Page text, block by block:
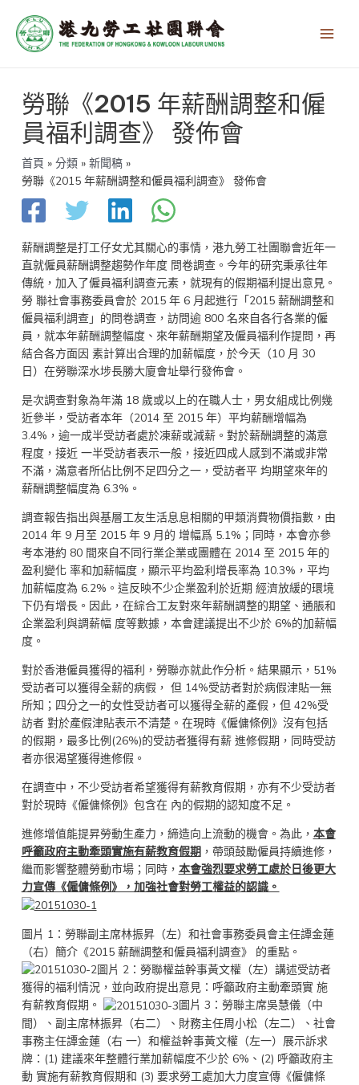
勞聯《2015 年薪酬調整和僱
員福利調查》 發佈會
首頁 分類
新聞稿
勞聯《2015 年薪酬調整和僱員福利調查》 發佈會
薪酬調整是打工仔女尤其關心的事情，港九勞工社團聯會近年一
直就僱員薪酬調整趨勢作年度 問卷調查。今年的研究秉承往年
傳統，加入了僱員福利調查元素，就現有的假期福利提出意見。
勞 聯社會事務委員會於 2015 年 6 月起進行「2015 薪酬調整和
僱員福利調查」的問卷調查，訪問逾 800 名來自各行各業的僱
員，就本年薪酬調整幅度、來年薪酬期望及僱員福利作提問，再
結合各方面因 素計算出合理的加薪幅度，於今天（10 月 30
日）在勞聯深水埗長勝大廈會址舉行發佈會。
是次調查對象為年滿 18 歲或以上的在職人士，男女組成比例幾
近參半，受訪者本年（2014 至 2015 年）平均薪酬增幅為
3.4%，逾一成半受訪者處於凍薪或減薪。對於薪酬調整的滿意
程度，接近 一半受訪者表示一般，接近四成人感到不滿或非常
不滿，滿意者所佔比例不足四分之一，受訪者平 均期望來年的
薪酬調整幅度為 6.3%。
調查報告指出與基層工友生活息息相關的甲類消費物價指數，由
2014 年 9 月至 2015 年 9 月的 增幅爲 5.1%；同時，本會亦參
考本港約 80 間來自不同行業企業或團體在 2014 至 2015 年的
盈利變化 率和加薪幅度，顯示平均盈利增長率為 10.3%，平均
加薪幅度為 6.2%。這反映不少企業盈利於近期 經濟放緩的環境
下仍有增長。因此，在綜合工友對來年薪酬調整的期望、通脹和
企業盈利與調薪幅 度等數據，本會建議提出不少於 6%的加薪幅
度。
對於香港僱員獲得的福利，勞聯亦就此作分析。結果顯示，51%
受訪者可以獲得全薪的病假， 但 14%受訪者對於病假津貼一無
所知；四分之一的女性受訪者可以獲得全薪的產假，但 42%受
訪者 對於產假津貼表示不清楚。在現時《僱傭條例》沒有包括
的假期，最多比例(26%)的受訪者獲得有薪 進修假期，同時受訪
者亦很渴望獲得進修假。
在調查中，不少受訪者希望獲得有薪教育假期，亦有不少受訪者
對於現時《僱傭條例》包含在 內的假期的認知度不足。
進修增值能提昇勞動生產力，締造向上流動的機會。為此， 本會
呼籲政府主動牽頭實施有薪教育假期，帶頭鼓勵僱員持續進修，
繼而影響整體勞動市場；同時， 本會強烈要求勞工處於日後更大
力宣傳《僱傭條例》，加強社會對勞工權益的認識。
圖片 1：勞聯副主席林振昇（左）和社會事務委員會主任譚金蓮
（右）簡介《2015 薪酬調整和僱員福利調查》 的重點。
圖片 2：勞聯權益幹事黃文權（左）講述受訪者
獲得的福利情況，並向政府提出意見：呼籲政府主動牽頭實 施
有薪教育假期。
圖片 3：勞聯主席吳慧儀（中
間）、副主席林振昇（右二）、財務主任周小松（左二）、社會
事務主任譚金蓮（右 一）和權益幹事黃文權（左一）展示訴求
牌：(1) 建議來年整體行業加薪幅度不少於 6%、(2) 呼籲政府主
動 實施有薪教育假期和 (3) 要求勞工處加大力度宣傳《僱傭條
章
導
覽